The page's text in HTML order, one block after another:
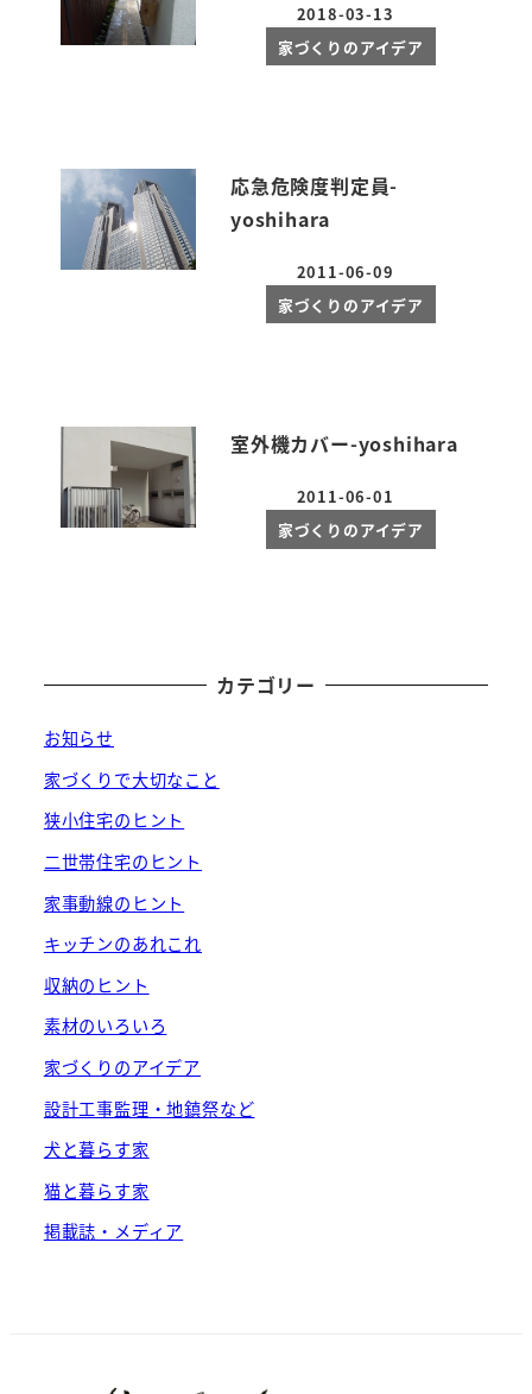
投稿日
2018-03-13
家づくりのアイデア
応急危険度判定員-
yoshihara
投稿日
2011-06-09
家づくりのアイデア
室外機カバー-yoshihara
投稿日
2011-06-01
家づくりのアイデア
カテゴリー
お知らせ
家づくりで大切なこと
狭小住宅のヒント
二世帯住宅のヒント
家事動線のヒント
キッチンのあれこれ
収納のヒント
素材のいろいろ
家づくりのアイデア
設計工事監理・地鎮祭など
犬と暮らす家
猫と暮らす家
掲載誌・メディア